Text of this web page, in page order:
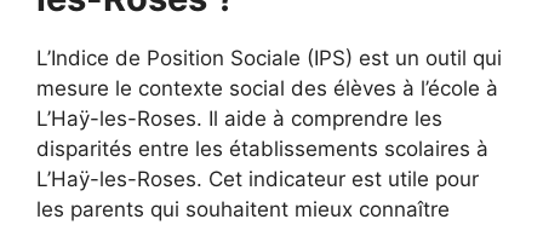
L’Indice de Position Sociale (IPS) est un outil qui
mesure le contexte social des élèves à l’école à
L’Haÿ-les-Roses. Il aide à comprendre les
disparités entre les établissements scolaires à
L’Haÿ-les-Roses. Cet indicateur est utile pour
les parents qui souhaitent mieux connaître